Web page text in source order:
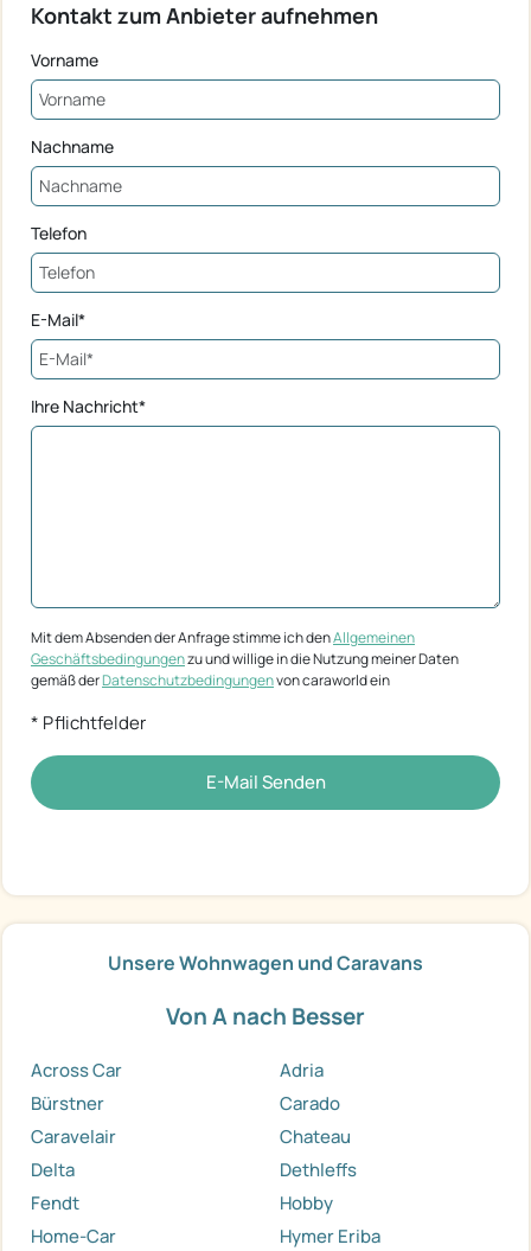
Kontakt zum Anbieter aufnehmen
Vorname
Nachname
Telefon
E-Mail*
Ihre Nachricht*
Mit dem Absenden der Anfrage stimme ich denAllgemeinen
Geschäftsbedingungenzu und willige in die Nutzung meiner Daten
gemäß derDatenschutzbedingungenvon caraworld ein
* Pflichtfelder
E-Mail Senden
Unsere Wohnwagen und Caravans
Von A nach Besser
Across Car
Adria
Bürstner
Carado
Caravelair
Chateau
Delta
Dethleffs
Fendt
Hobby
Home-Car
Hymer Eriba